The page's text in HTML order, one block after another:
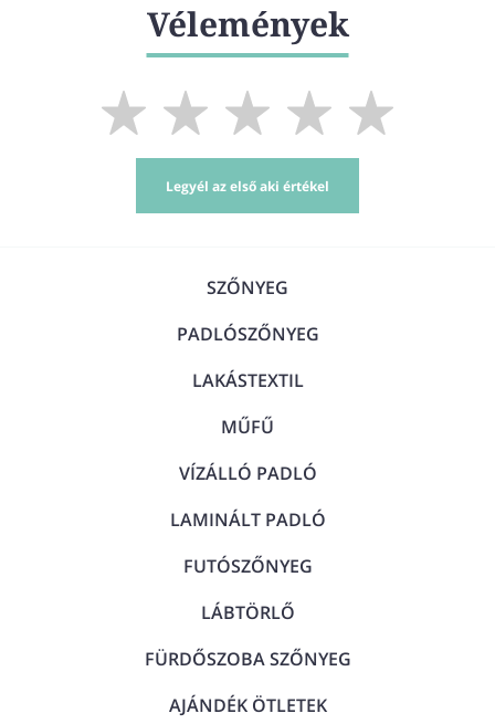
Vélemények
Legyél az első aki értékel
SZŐNYEG
PADLÓSZŐNYEG
LAKÁSTEXTIL
MŰFŰ
VÍZÁLLÓ PADLÓ
LAMINÁLT PADLÓ
FUTÓSZŐNYEG
LÁBTÖRLŐ
FÜRDŐSZOBA SZŐNYEG
AJÁNDÉK ÖTLETEK